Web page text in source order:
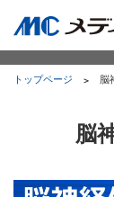
トップページ 脳
脳